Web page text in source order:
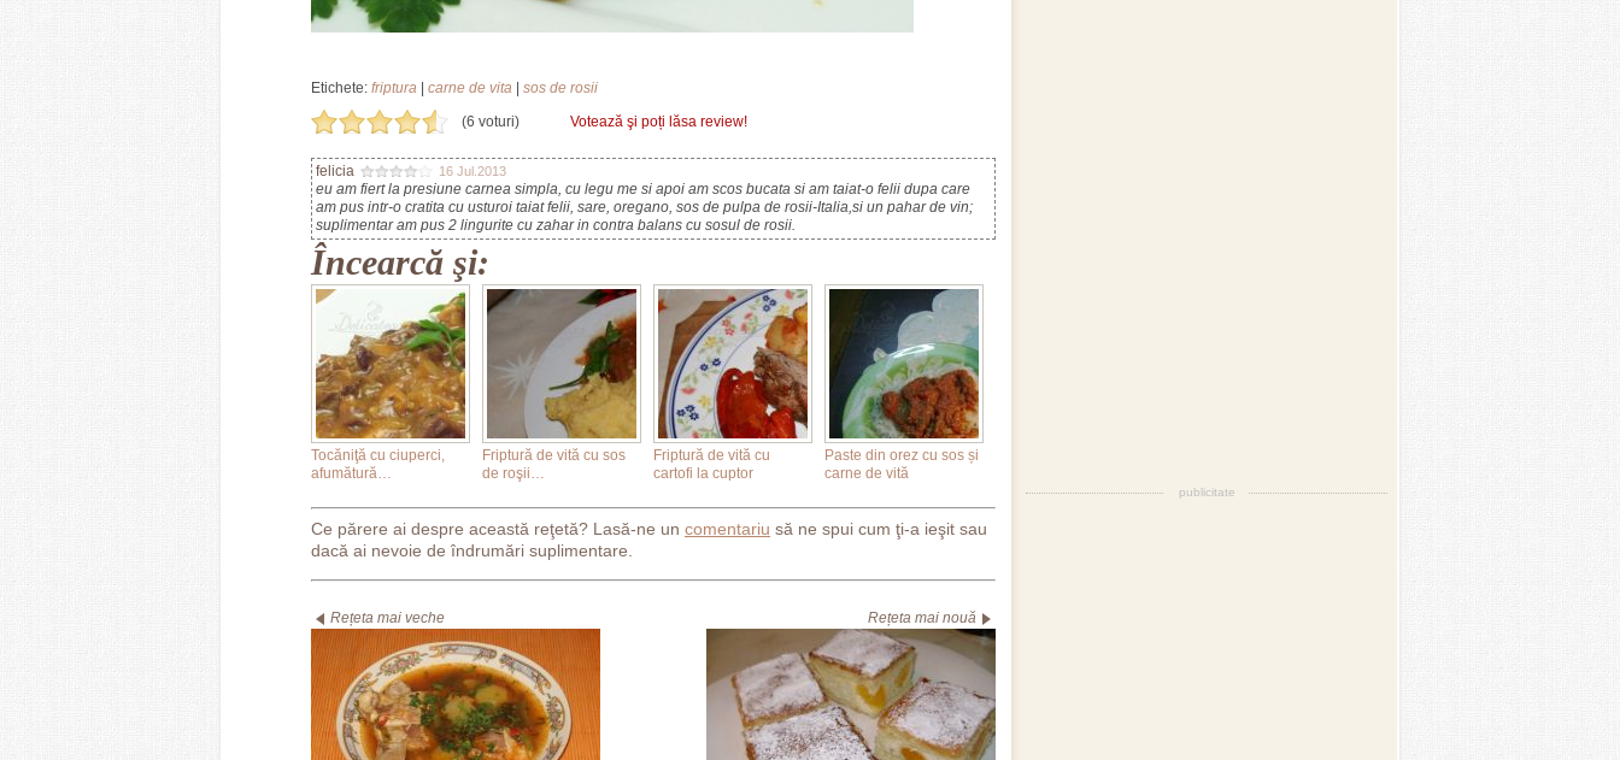
Etichete: friptura carne de vita
sos de rosii
(6 voturi)
Votează şi poți lăsa review!
felicia 16 Jul.2013
eu am fiert la presiune carnea simpla, cu legu me si apoi am scos bucata si am taiat-o felii dupa care
am pus intr-o cratita cu usturoi taiat felii, sare, oregano, sos de pulpa de rosii-Italia,si un pahar de vin;
suplimentar am pus 2 lingurite cu zahar in contra balans cu sosul de rosii.
Încearcă şi:
Tocăniţă cu ciuperci,
afumătură…
Friptură de vită cu sos
de roşii…
Friptură de vită cu
cartofi la cuptor
Paste din orez cu sos și
carne de vită
Ce părere ai despre această reţetă? Lasă-ne un comentariu să ne spui cum ţi-a ieşit sau
dacă ai nevoie de îndrumări suplimentare.
Rețeta mai veche Rețeta mai nouă
publicitate